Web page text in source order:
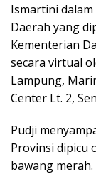
Ismartini
Daerah yang
Kementerian
secara virtual
Lampung,
Center Lt. 2,
Pudji
Provinsi dipicu
bawang